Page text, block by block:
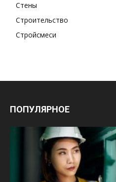
Стены
Строительство
Стройсмеси
ПОПУЛЯРНОЕ